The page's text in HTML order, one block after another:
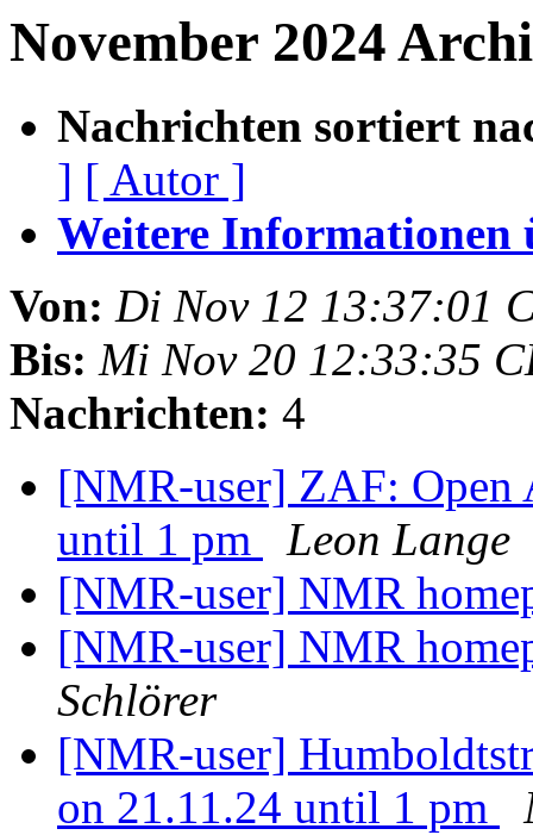
November 2024
Nachrichten sortiert
] [ Autor ]
Weitere Informationen
Von: Di Nov 12 13:37:01
Bis: Mi Nov 20 12:33:35
Nachrichten: 4
[NMR-user] ZAF: Open
until 1 pm
Leon Lange
[NMR-user] NMR
[NMR-user] NMR
Schlörer
[NMR-user]
on 21.11.24 until 1 pm